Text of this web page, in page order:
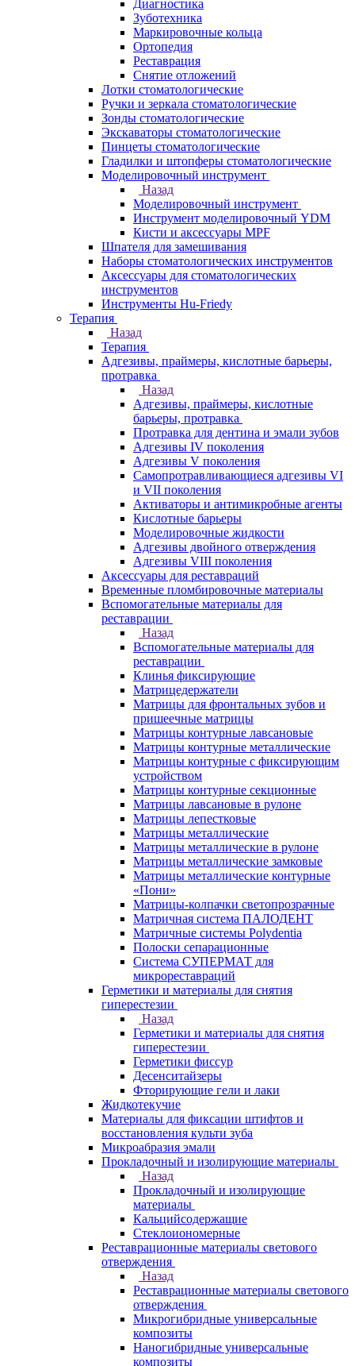
Диагностика
Зуботехника
Маркировочные кольца
Ортопедия
Реставрация
Снятие отложений
Лотки стоматологические
Ручки и зеркала стоматологические
Зонды стоматологические
Экскаваторы стоматологические
Пинцеты стоматологические
Гладилки и штопферы стоматологические
Моделировочный инструмент
Назад
Моделировочный инструмент
Инструмент моделировочный YDM
Кисти и аксессуары MPF
Шпателя для замешивания
Наборы стоматологических инструментов
Аксессуары для стоматологических
инструментов
Инструменты Hu-Friedy
Терапия
Назад
Терапия
Адгезивы, праймеры, кислотные барьеры,
протравка
Назад
Адгезивы, праймеры, кислотные
барьеры, протравка
Протравка для дентина и эмали зубов
Адгезивы IV поколения
Адгезивы V поколения
Самопротравливающиеся адгезивы VI
и VII поколения
Активаторы и антимикробные агенты
Кислотные барьеры
Моделировочные жидкости
Адгезивы двойного отверждения
Адгезивы VIII поколения
Аксессуары для реставраций
Временные пломбировочные материалы
Вспомогательные материалы для
реставрации
Назад
Вспомогательные материалы для
реставрации
Клинья фиксирующие
Матрицедержатели
Матрицы для фронтальных зубов и
пришеечные матрицы
Матрицы контурные лавсановые
Матрицы контурные металлические
Матрицы контурные с фиксирующим
устройством
Матрицы контурные секционные
Матрицы лавсановые в рулоне
Матрицы лепестковые
Матрицы металлические
Матрицы металлические в рулоне
Матрицы металлические замковые
Матрицы металлические контурные
«Пони»
Матрицы-колпачки светопрозрачные
Матричная система ПАЛОДЕНТ
Матричные системы Polydentia
Полоски сепарационные
Система СУПЕРМАТ для
микрореставраций
Герметики и материалы для снятия
гиперестезии
Назад
Герметики и материалы для снятия
гиперестезии
Герметики фиссур
Десенситайзеры
Фторирующие гели и лаки
Жидкотекучие
Материалы для фиксации штифтов и
восстановления культи зуба
Микроабразия эмали
Прокладочный и изолирующие материалы
Назад
Прокладочный и изолирующие
материалы
Кальцийсодержащие
Стеклоиономерные
Реставрационные материалы светового
отверждения
Назад
Реставрационные материалы светового
отверждения
Микрогибридные универсальные
композиты
Наногибридные универсальные
композиты